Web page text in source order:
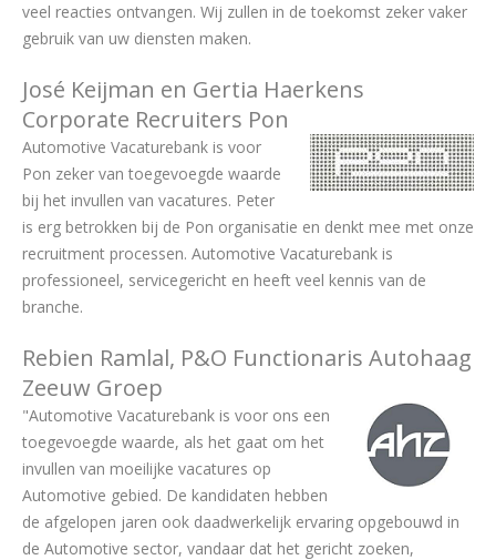
veel reacties ontvangen. Wij zullen in de toekomst zeker vaker
gebruik van uw diensten maken.
José Keijman en Gertia Haerkens
Corporate Recruiters Pon
Automotive Vacaturebank is voor
Pon zeker van toegevoegde waarde
bij het invullen van vacatures. Peter
is erg betrokken bij de Pon organisatie en denkt mee met onze
recruitment processen. Automotive Vacaturebank is
professioneel, servicegericht en heeft veel kennis van de
branche.
Rebien Ramlal, P&O Functionaris Autohaag
Zeeuw Groep
"Automotive Vacaturebank is voor ons een
toegevoegde waarde, als het gaat om het
invullen van moeilijke vacatures op
Automotive gebied. De kandidaten hebben
de afgelopen jaren ook daadwerkelijk ervaring opgebouwd in
de Automotive sector, vandaar dat het gericht zoeken,